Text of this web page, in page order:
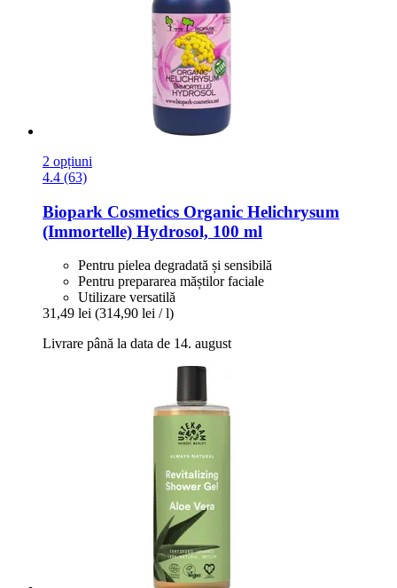
2 opțiuni
4.4 (63)
Biopark Cosmetics Organic Helichrysum
(Immortelle) Hydrosol, 100 ml
Pentru pielea degradată și sensibilă
Pentru prepararea măștilor faciale
Utilizare versatilă
31,49 lei (314,90 lei / l)
Livrare până la data de 14. august